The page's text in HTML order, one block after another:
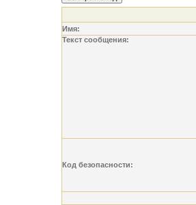
Имя:
Текст сообщения:
Код безопасности: